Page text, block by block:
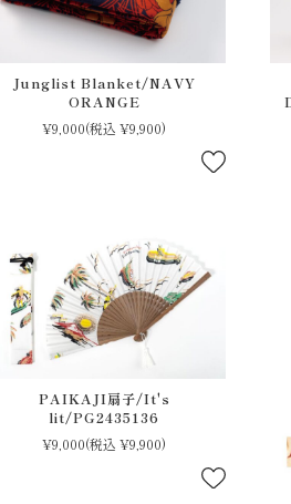
Junglist Blanket/NAVY
ORANGE
¥9,000(税込 ¥9,900)
PAIKAJI扇子/It's
lit/PG2435136
¥9,000(税込 ¥9,900)